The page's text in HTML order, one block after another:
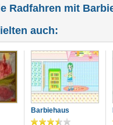
Radfahren mit
auch:
Barbiehaus